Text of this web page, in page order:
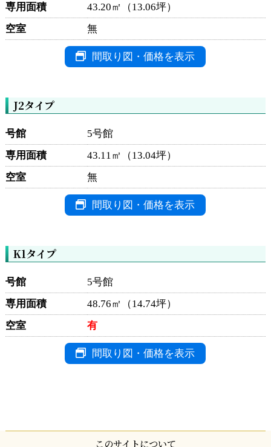
専用面積
43.20㎡（13.06坪）
空室
無
間取り図・価格を表示
J2タイプ
号館
5号館
専用面積
43.11㎡（13.04坪）
空室
無
間取り図・価格を表示
K1タイプ
号館
5号館
専用面積
48.76㎡（14.74坪）
空室
有
間取り図・価格を表示
このサイトについて